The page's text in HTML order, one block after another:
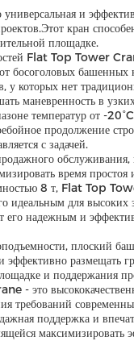
и
кран
площадке.
Flat Top Tower
босоголовых
которых нет
маневренность в
температур от -
продолжение
с задачей.
время простоя
8 т, Flat Top
идеальным для
его надежным и
плоский
эффективно размещать
и поддержания
это
требований
поддержка и
максимизировать